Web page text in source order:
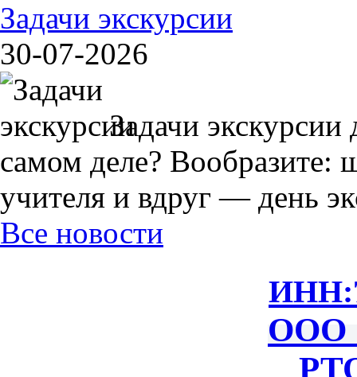
Задачи экскурсии
30-07-2026
Задачи
самом деле? Вообразите:
учителя и вдруг — день
Все новости
ИНН:
ООО